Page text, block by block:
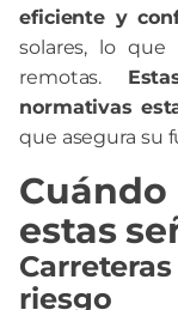
eficiente y
solares, lo que
remotas.
normativas
que asegura su
estas
riesgo